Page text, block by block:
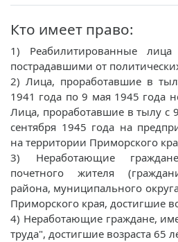
Кто имеет право:
1) Реабилитированные
пострадавшими от
2) Лица, проработавшие в
1941 года по 9 мая 1945 года
Лица, проработавшие в тылу с
сентября 1945 года на
на территории Приморского
3) Неработающие
почетного жителя
района, муниципального
Приморского края, достигшие
4) Неработающие граждане,
труда", достигшие возраста 65